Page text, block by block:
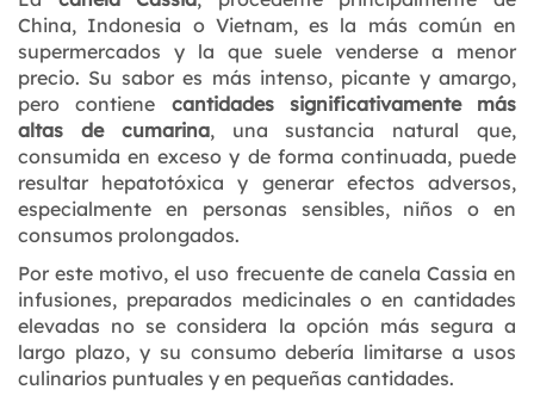
China, Indonesia o Vietnam, es la más común en
supermercados y la que suele venderse a menor
precio. Su sabor es más intenso, picante y amargo,
pero contiene cantidades significativamente más
altas de cumarina, una sustancia natural que,
consumida en exceso y de forma continuada, puede
resultar hepatotóxica y generar efectos adversos,
especialmente en personas sensibles, niños o en
consumos prolongados.
Por este motivo, el uso frecuente de canela Cassia en
infusiones, preparados medicinales o en cantidades
elevadas no se considera la opción más segura a
largo plazo, y su consumo debería limitarse a usos
culinarios puntuales y en pequeñas cantidades.